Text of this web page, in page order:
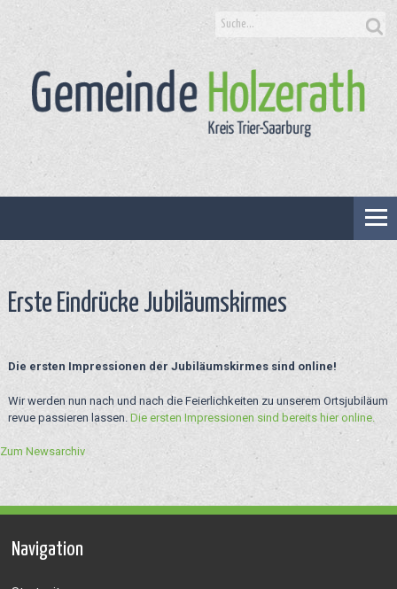
Suche
nach:
Erste Eindrücke Jubiläumskirmes
Die ersten Impressionen der Jubiläumskirmes sind online!
Wir werden nun nach und nach die Feierlichkeiten zu unserem Ortsjubiläum
revue passieren lassen. Die ersten Impressionen sind bereits hier online.
Zum Newsarchiv
Navigation